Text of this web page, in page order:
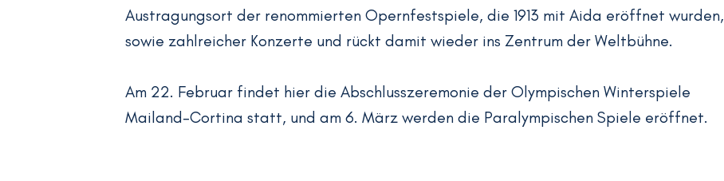
Austragungsort der renommierten Opernfestspiele, die 1913 mit Aida eröffnet wurden,
sowie zahlreicher Konzerte und rückt damit wieder ins Zentrum der Weltbühne.
Am 22. Februar findet hier die Abschlusszeremonie der Olympischen Winterspiele
Mailand-Cortina statt, und am 6. März werden die Paralympischen Spiele eröffnet.